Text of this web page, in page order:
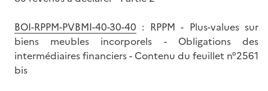
BOI-RPPM-PVBMI-40-30-40 : RPPM - Plus-values sur
biens meubles incorporels - Obligations des
intermédiaires financiers - Contenu du feuillet n°2561
bis